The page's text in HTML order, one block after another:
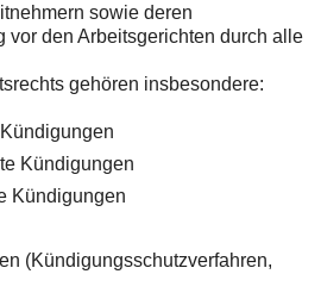
sowie deren
vor den Arbeitsgerichten durch alle
gehören insbesondere:
Kündigungen
Kündigungen
(Kündigungsschutzverfahren,